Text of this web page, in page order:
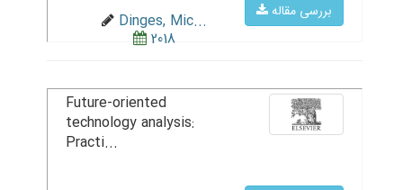
بررسی مقاله
Dinges, Mic...
2018
Future-oriented
technology analysis:
Practi...